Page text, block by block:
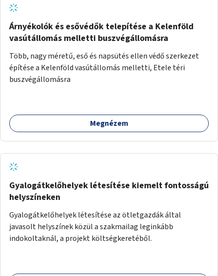
Árnyékolók és esővédők telepítése a Kelenföld
vasútállomás melletti buszvégállomásra
Több, nagy méretű, eső és napsütés ellen védő szerkezet
építése a Kelenföld vasútállomás melletti, Etele téri
buszvégállomásra
Megnézem
Gyalogátkelőhelyek létesítése kiemelt fontosságú
helyszíneken
Gyalogátkelőhelyek létesítése az ötletgazdák által
javasolt helyszínek közül a szakmailag leginkább
indokoltaknál, a projekt költségkeretéből.